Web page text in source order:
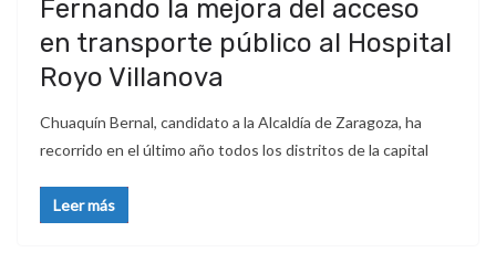
Fernando la mejora del acceso
en transporte público al Hospital
Royo Villanova
Chuaquín Bernal, candidato a la Alcaldía de Zaragoza, ha
recorrido en el último año todos los distritos de la capital
Leer más